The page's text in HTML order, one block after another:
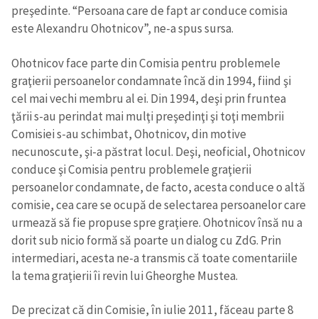
preşedinte. “Persoana care de fapt ar conduce comisia
este Alexandru Ohotnicov”, ne-a spus sursa.
Ohotnicov face parte din Comisia pentru problemele
graţierii persoanelor condamnate încă din 1994, fiind şi
cel mai vechi membru al ei. Din 1994, deşi prin fruntea
ţării s-au perindat mai mulţi preşedinţi şi toţi membrii
Comisiei s-au schimbat, Ohotnicov, din motive
necunoscute, şi-a păstrat locul. Deşi, neoficial, Ohotnicov
conduce şi Comisia pentru problemele graţierii
persoanelor condamnate, de facto, acesta conduce o altă
comisie, cea care se ocupă de selectarea persoanelor care
urmează să fie propuse spre graţiere. Ohotnicov însă nu a
dorit sub nicio formă să poarte un dialog cu ZdG. Prin
intermediari, acesta ne-a transmis că toate comentariile
la tema graţierii îi revin lui Gheorghe Mustea.
De precizat că din Comisie, în iulie 2011, făceau parte 8
CONTACT SURSĂ
Nume+ Numele meu
+ Emailul meu
Telefon
+ Telefon personal
Am citit și sunt de
politica de
confidențialitate.
TRIMITE ȘTIREA